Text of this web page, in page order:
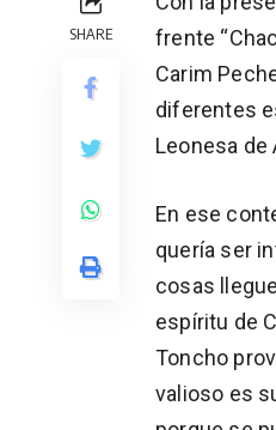
SHARE
frente
Carim
diferentes
Leonesa de
En ese
quería ser
cosas
espíritu de
Toncho
valioso es